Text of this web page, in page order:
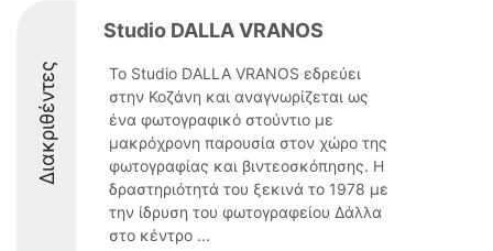
Διακριθέντες
Studio DALLA VRANOS
Το Studio DALLA VRANOS εδρεύει
στην Κοζάνη και αναγνωρίζεται ως
ένα φωτογραφικό στούντιο με
μακρόχρονη παρουσία στον χώρο της
φωτογραφίας και βιντεοσκόπησης. Η
δραστηριότητά του ξεκινά το 1978 με
την ίδρυση του φωτογραφείου Δάλλα
στο κέντρο ...